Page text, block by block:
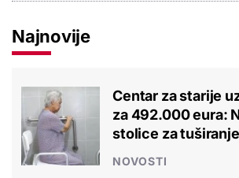
Najnovije
Centar za starije
za 492.000 eura:
stolice za tuširanje
NOVOSTI